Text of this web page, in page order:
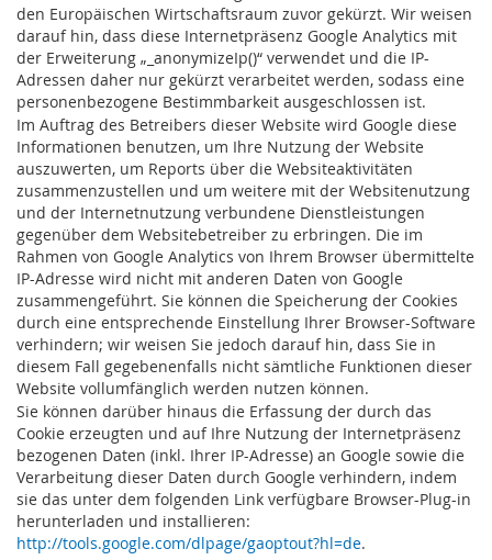
den Europäischen Wirtschaftsraum zuvor gekürzt. Wir weisen
darauf hin, dass diese Internetpräsenz Google Analytics mit
der Erweiterung „_anonymizeIp()“ verwendet und die IP-
Adressen daher nur gekürzt verarbeitet werden, sodass eine
personenbezogene Bestimmbarkeit ausgeschlossen ist.
Im Auftrag des Betreibers dieser Website wird Google diese
Informationen benutzen, um Ihre Nutzung der Website
auszuwerten, um Reports über die Websiteaktivitäten
zusammenzustellen und um weitere mit der Websitenutzung
und der Internetnutzung verbundene Dienstleistungen
gegenüber dem Websitebetreiber zu erbringen. Die im
Rahmen von Google Analytics von Ihrem Browser übermittelte
IP-Adresse wird nicht mit anderen Daten von Google
zusammengeführt. Sie können die Speicherung der Cookies
durch eine entsprechende Einstellung Ihrer Browser-Software
verhindern; wir weisen Sie jedoch darauf hin, dass Sie in
diesem Fall gegebenenfalls nicht sämtliche Funktionen dieser
Website vollumfänglich werden nutzen können.
Sie können darüber hinaus die Erfassung der durch das
Cookie erzeugten und auf Ihre Nutzung der Internetpräsenz
bezogenen Daten (inkl. Ihrer IP-Adresse) an Google sowie die
Verarbeitung dieser Daten durch Google verhindern, indem
sie das unter dem folgenden Link verfügbare Browser-Plug-in
herunterladen und installieren:
http://tools.google.com/dlpage/gaoptout?hl=de.